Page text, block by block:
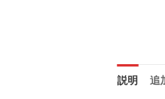
説明 追